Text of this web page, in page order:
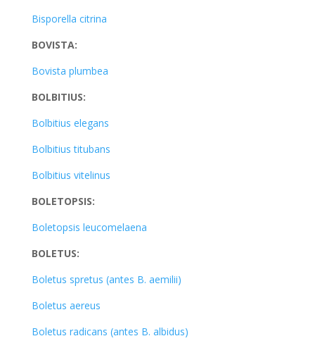
Bisporella citrina
BOVISTA:
Bovista plumbea
BOLBITIUS:
Bolbitius elegans
Bolbitius titubans
Bolbitius vitelinus
BOLETOPSIS:
Boletopsis leucomelaena
BOLETUS:
Boletus spretus (antes B. aemilii)
Boletus aereus
Boletus radicans (antes B. albidus)